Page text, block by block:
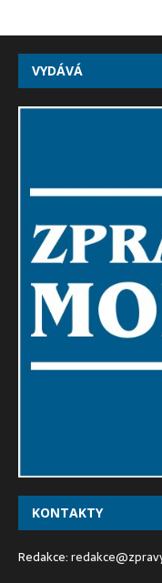
VYDÁVÁ
KONTAKTY
Redakce: